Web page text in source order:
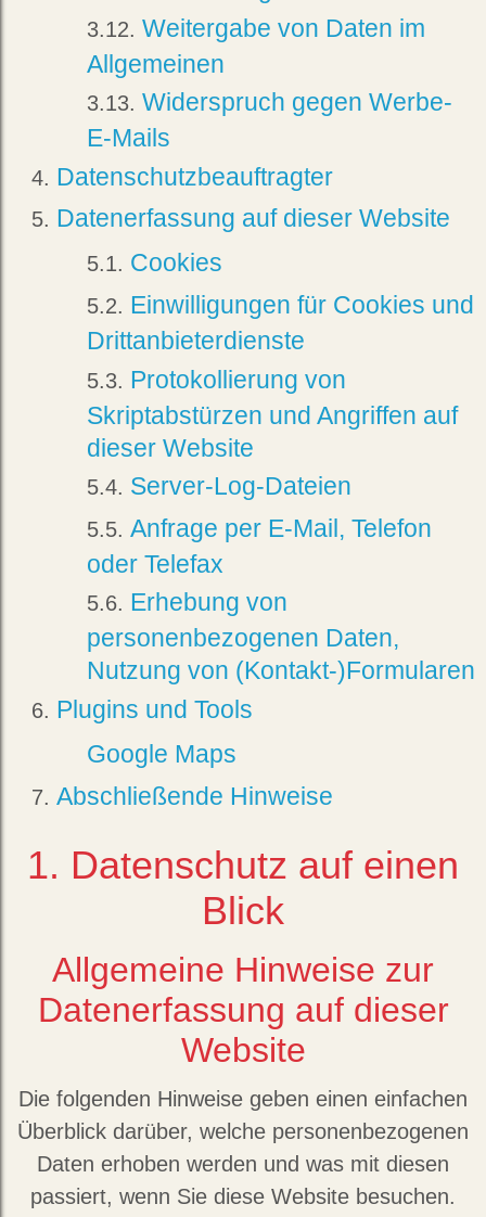
Weitergabe von Daten im
Allgemeinen
Widerspruch gegen Werbe-
E-Mails
Datenschutzbeauftragter
Datenerfassung auf dieser Website
Cookies
Einwilligungen für Cookies und
Drittanbieterdienste
Protokollierung von
Skriptabstürzen und Angriffen auf
dieser Website
Server-Log-Dateien
Anfrage per E-Mail, Telefon
oder Telefax
Erhebung von
personenbezogenen Daten,
Nutzung von (Kontakt-)Formularen
Plugins und Tools
Google Maps
Abschließende Hinweise
1. Datenschutz auf einen
Blick
Allgemeine Hinweise zur
Datenerfassung auf dieser
Website
Die folgenden Hinweise geben einen einfachen
Überblick darüber, welche personenbezogenen
Daten erhoben werden und was mit diesen
passiert, wenn Sie diese Website besuchen.